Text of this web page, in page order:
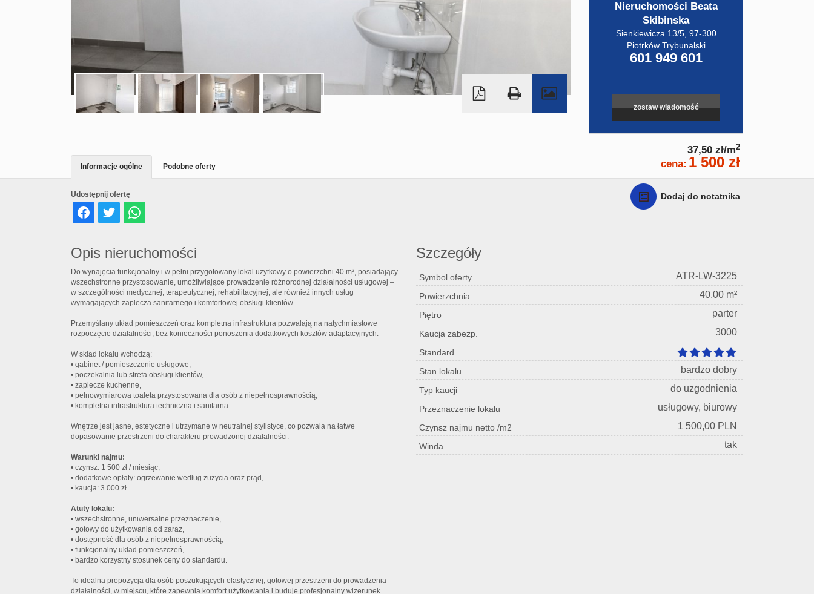
Nieruchomości Beata
Skibinska
Sienkiewicza 13/5, 97-300
Piotrków Trybunalski
601 949 601
zostaw wiadomość
37,50 zł/m2
cena: 1 500 zł
Dodaj do notatnika
Udostępnij ofertę
Informacje ogólne Podobne oferty
Opis nieruchomości
Do wynajęcia funkcjonalny i w pełni przygotowany lokal użytkowy o powierzchni 40 m², posiadający
wszechstronne przystosowanie, umożliwiające prowadzenie różnorodnej działalności usługowej –
w szczególności medycznej, terapeutycznej, rehabilitacyjnej, ale również innych usług
wymagających zaplecza sanitarnego i komfortowej obsługi klientów.
Przemyślany układ pomieszczeń oraz kompletna infrastruktura pozwalają na natychmiastowe
rozpoczęcie działalności, bez konieczności ponoszenia dodatkowych kosztów adaptacyjnych.
W skład lokalu wchodzą:
• gabinet / pomieszczenie usługowe,
• poczekalnia lub strefa obsługi klientów,
• zaplecze kuchenne,
• pełnowymiarowa toaleta przystosowana dla osób z niepełnosprawnością,
• kompletna infrastruktura techniczna i sanitarna.
Wnętrze jest jasne, estetyczne i utrzymane w neutralnej stylistyce, co pozwala na łatwe
dopasowanie przestrzeni do charakteru prowadzonej działalności.
Warunki najmu:
• czynsz: 1 500 zł / miesiąc,
• dodatkowe opłaty: ogrzewanie według zużycia oraz prąd,
• kaucja: 3 000 zł.
Atuty lokalu:
• wszechstronne, uniwersalne przeznaczenie,
• gotowy do użytkowania od zaraz,
• dostępność dla osób z niepełnosprawnością,
• funkcjonalny układ pomieszczeń,
• bardzo korzystny stosunek ceny do standardu.
To idealna propozycja dla osób poszukujących elastycznej, gotowej przestrzeni do prowadzenia
działalności, w miejscu, które zapewnia komfort użytkowania i buduje profesjonalny wizerunek.
Szczegóły
Symbol oferty ATR-LW-3225
Powierzchnia 40,00 m²
Piętro parter
Kaucja zabezp. 3000
Standard
Stan lokalu
bardzo dobry
Typ kaucji do uzgodnienia
Przeznaczenie lokalu usługowy, biurowy
Czynsz najmu netto /m2 1 500,00 PLN
Winda tak